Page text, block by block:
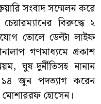
সংবাদ সম্মেলন করে
বিরুদ্ধে ২
তোলে ডেল্টা লাইফ
গণমাধ্যমে প্রকাশ
ঘুষ-দুর্নীতিসহ নানান
জুন পদত্যাগ করেন
হোসেন।